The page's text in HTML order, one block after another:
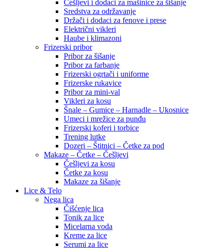
Češljevi i dodaci za mašinice za šišanje
Sredstva za održavanje
Držači i dodaci za fenove i prese
Električni vikleri
Haube i klimazoni
Frizerski pribor
Pribor za šišanje
Pribor za farbanje
Frizerski ogrtači i uniforme
Frizerske rukavice
Pribor za mini-val
Vikleri za kosu
Šnale – Gumice – Harnadle – Ukosnice
Umeci i mrežice za punđu
Frizerski koferi i torbice
Trening lutke
Dozeri – Štitnici – Četke za pod
Makaze – Četke – Češljevi
Češljevi za kosu
Četke za kosu
Makaze za šišanje
Lice & Telo
Nega lica
Čišćenje lica
Tonik za lice
Micelarna voda
Kreme za lice
Serumi za lice